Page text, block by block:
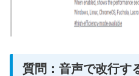
質問：音声で改行す